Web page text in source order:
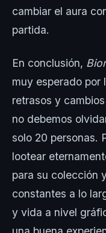
cambiar el aura
partida.
En conclusión,
muy esperado por
retrasos y
no debemos
solo 20 personas.
lootear
para su colección
constantes a lo
y vida a nivel